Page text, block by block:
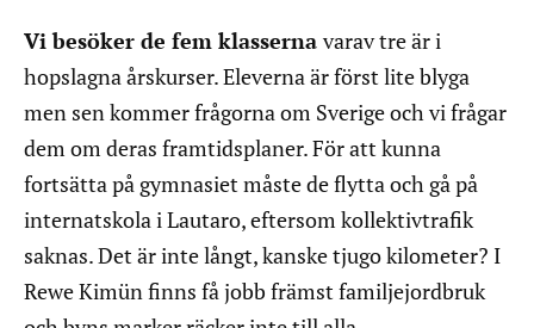
Vi besöker de fem klasserna varav tre är i
hopslagna årskurser. Eleverna är först lite blyga
men sen kommer frågorna om Sverige och vi frågar
dem om deras framtidsplaner. För att kunna
fortsätta på gymnasiet måste de flytta och gå på
internatskola i Lautaro, eftersom kollektivtrafik
saknas. Det är inte långt, kanske tjugo kilometer? I
Rewe Kimün finns få jobb främst familjejordbruk